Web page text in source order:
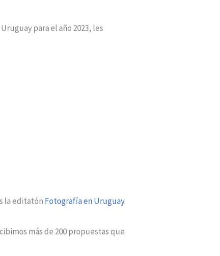
para el año 2023, les
la editatón Fotografía en Uruguay.
más de 200 propuestas que